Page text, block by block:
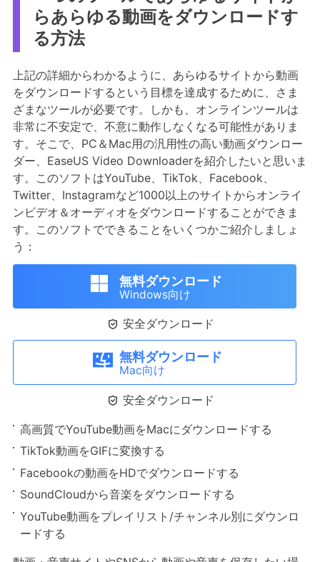
らあらゆる動画をダウンロードす
る方法
上記の詳細からわかるように、あらゆるサイトから動画
をダウンロードするという目標を達成するために、さま
ざまなツールが必要です。しかも、オンラインツールは
非常に不安定で、不意に動作しなくなる可能性がありま
す。そこで、PC＆Mac用の汎用性の高い動画ダウンロー
ダー、EaseUS Video Downloaderを紹介したいと思いま
す。このソフトはYouTube、TikTok、Facebook、
Twitter、Instagramなど1000以上のサイトからオンライ
ンビデオ＆オーディオをダウンロードすることができま
す。このソフトでできることをいくつかご紹介しましょ
う：
無料ダウンロード
Windows向け
 安全ダウンロード
無料ダウンロード
Mac向け
 安全ダウンロード
高画質でYouTube動画をMacにダウンロードする
TikTok動画をGIFに変換する
Facebookの動画をHDでダウンロードする
SoundCloudから音楽をダウンロードする
YouTube動画をプレイリスト/チャンネル別にダウンロ
ードする